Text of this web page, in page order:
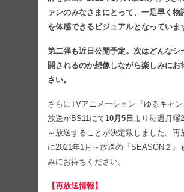
ァンのみなさまにとって、一足早く物
を体感できるビジュアルとなっていま
第二弾も近日公開予定。次はどんなシ
開されるのか想像しながら楽しみにお
さい。
さらにTVアニメーション『ゆるキャ
放送がBS11にて10月5日 より毎週月曜
～放送することが決定致しました。再
に2021年1月～放送の『SEASON２』
みにお待ちください。
【再放送情報】